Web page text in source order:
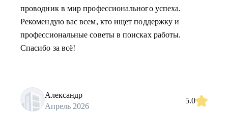
проводник в мир профессионального успеха.
Рекомендую вас всем, кто ищет поддержку и
профессиональные советы в поисках работы.
Спасибо за всё!
Александр
Апрель 2026
5.0